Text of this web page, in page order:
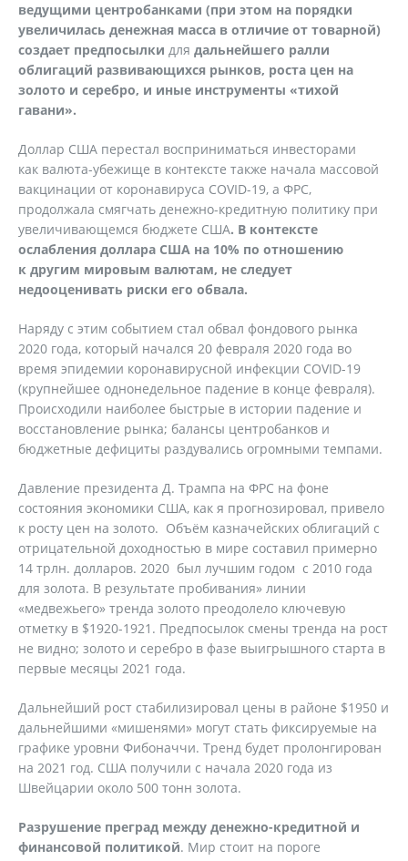
ведущими центробанками (при этом на порядки
увеличилась денежная масса в отличие от товарной)
создает предпосылки для дальнейшего ралли
облигаций развивающихся рынков, роста цен на
золото и серебро, и иные инструменты «тихой
гавани».
Доллар США перестал восприниматься инвесторами
как валюта-убежище в контексте также начала массовой
вакцинации от коронавируса COVID-19, а ФРС,
продолжала смягчать денежно-кредитную политику при
увеличивающемся бюджете США. В контексте
ослабления доллара США на 10% по отношению
к другим мировым валютам, не следует
недооценивать риски его обвала.
Наряду с этим событием стал обвал фондового рынка
2020 года, который начался 20 февраля 2020 года во
время эпидемии коронавирусной инфекции COVID-19
(крупнейшее однонедельное падение в конце февраля).
Происходили наиболее быстрые в истории падение и
восстановление рынка; балансы центробанков и
бюджетные дефициты раздувались огромными темпами.
Давление президента Д. Трампа на ФРС на фоне
состояния экономики США, как я прогнозировал, привело
к росту цен на золото. Объём казначейских облигаций с
отрицательной доходностью в мире составил примерно
14 трлн. долларов. 2020 был лучшим годом с 2010 года
для золота. В результате пробивания» линии
«медвежьего» тренда золото преодолело ключевую
отметку в $1920-1921. Предпосылок смены тренда на рост
не видно; золото и серебро в фазе выигрышного старта в
первые месяцы 2021 года.
Дальнейший рост стабилизировал цены в районе $1950 и
дальнейшими «мишенями» могут стать фиксируемые на
графике уровни Фибоначчи. Тренд будет пролонгирован
на 2021 год. США получили с начала 2020 года из
Швейцарии около 500 тонн золота.
Разрушение преград между денежно-кредитной и
финансовой политикой. Мир стоит на пороге